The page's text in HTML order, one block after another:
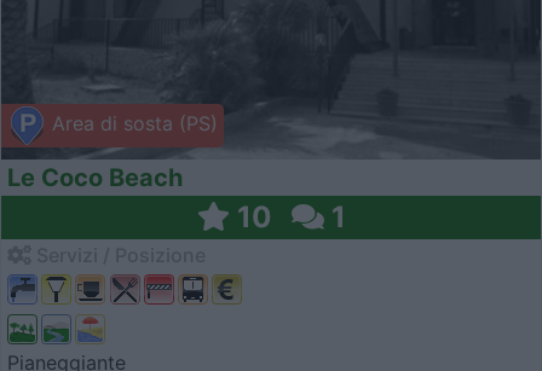
Area di sosta (PS)
Le Coco Beach
10 1
Pianeggiante